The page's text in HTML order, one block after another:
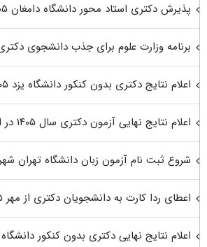
پذیرش دکتری استاد محور دانشگاه دامغان ۱۴۰۵
برنامه وزارت علوم برای جذب دانشجوی
اعلام نتایج دکتری بدون کنکور دانشگاه یزد ۱۴۰۵
اعلام نتایج نهایی آزمون دکتری سال ۱۴۰۵ در اواخر مرداد
شروع ثبت نام آزمون زبان دانشگاه تهران شهریور
اعطای ردا کارت به دانشجویان دکتری از مهر ۱۴۰۵
اعلام نتایج نهایی دکتری بدون کنکور دانشگاه